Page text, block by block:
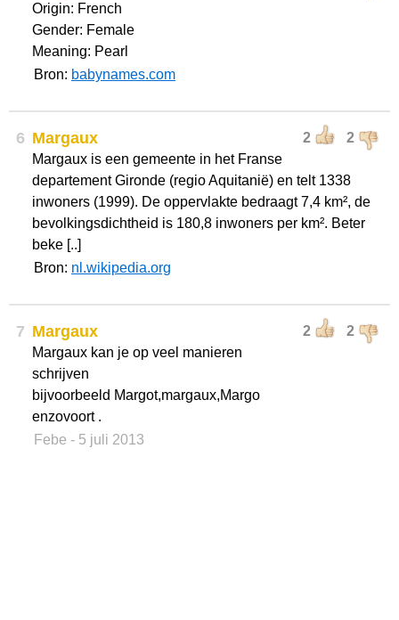
Origin: French
Gender: Female
Meaning: Pearl
Bron: babynames.com
6 2 2
Margaux
Margaux is een gemeente in het Franse
departement Gironde (regio Aquitanië) en telt 1338
inwoners (1999). De oppervlakte bedraagt 7,4 km², de
bevolkingsdichtheid is 180,8 inwoners per km². Beter
beke [..]
Bron: nl.wikipedia.org
7 2 2
Margaux
Margaux kan je op veel manieren
schrijven
bijvoorbeeld Margot,margaux,Margo
enzovoort .
Febe - 5 juli 2013